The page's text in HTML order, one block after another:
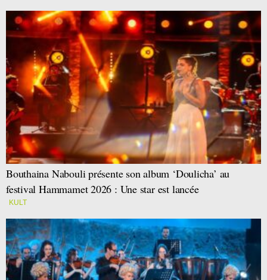
Bouthaina Nabouli présente son album ‘Doulicha’ au
festival Hammamet 2026 : Une star est lancée
KULT